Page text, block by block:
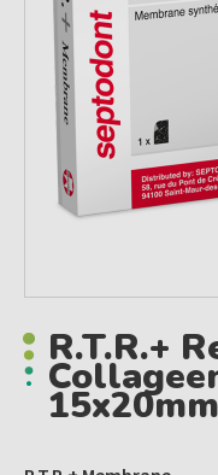
R.t.r.+
15x20mm